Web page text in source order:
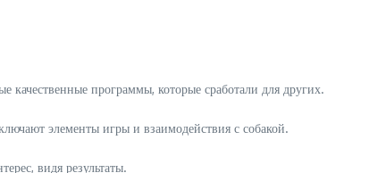
качественные программы, которые сработали для других.
элементы игры и взаимодействия с собакой.
видя результаты.